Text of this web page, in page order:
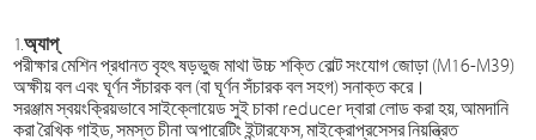
1.অ্যাপ্
পরীক্ষার মেশিন প্রধানত বৃহৎ ষড়ভুজ মাথা উচ্চ শক্তি বোল্ট সংযোগ জোড়া (M16-M39)
অক্ষীয় বল এবং ঘূর্ণন সঁচারক বল (বা ঘূর্ণন সঁচারক বল সহগ) সনাক্ত করে।
সরঞ্জাম স্বয়ংক্রিয়ভাবে সাইক্লোয়েড সুই চাকা reducer দ্বারা লোড করা হয়, আমদানি
করা রৈখিক গাইড, সমস্ত চীনা অপারেটিং ইন্টারফেস, মাইক্রোপ্রসেসর নিয়ন্ত্রিত